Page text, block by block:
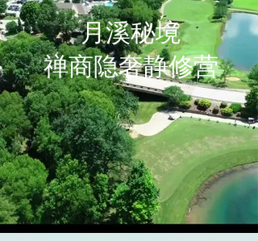
月溪秘境
禅商隐奢静修营